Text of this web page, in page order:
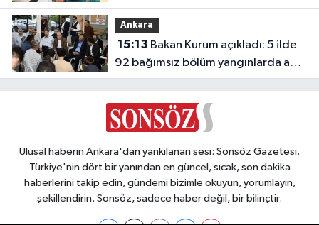
kaybetti
Ankara
15:13
92 bağımsız bölüm yangınlarda ağır
hasar gördü
Ulusal haberin Ankara'dan yankılanan sesi: Sonsöz Gazetesi.
Türkiye'nin dört bir yanından en güncel, sıcak, son dakika
haberlerini takip edin, gündemi bizimle okuyun, yorumlayın,
şekillendirin. Sonsöz, sadece haber değil, bir bilinçtir.